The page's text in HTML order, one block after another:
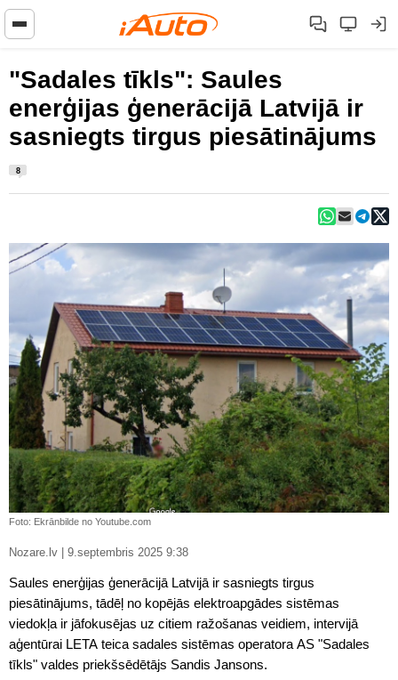
"Sadales tīkls": Saules
enerģijas ģenerācijā Latvijā ir
sasniegts tirgus piesātinājums
8
Foto: Ekrānbilde no Youtube.com
Nozare.lv | 9.septembris 2025 9:38
Saules enerģijas ģenerācijā Latvijā ir sasniegts tirgus
piesātinājums, tādēļ no kopējās elektroapgādes sistēmas
viedokļa ir jāfokusējas uz citiem ražošanas veidiem, intervijā
aģentūrai LETA teica sadales sistēmas operatora AS "Sadales
tīkls" valdes priekšsēdētājs Sandis Jansons.